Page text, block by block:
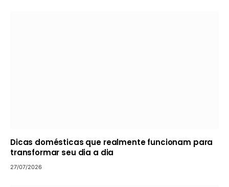
Dicas domésticas que realmente funcionam para
transformar seu dia a dia
27/07/2026